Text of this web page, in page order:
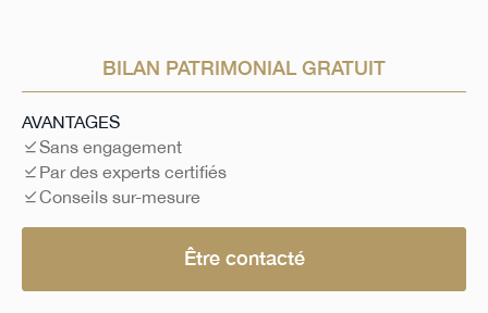
BILAN PATRIMONIAL GRATUIT
AVANTAGES
Sans engagement
Par des experts certifiés
Conseils sur-mesure
Être contacté